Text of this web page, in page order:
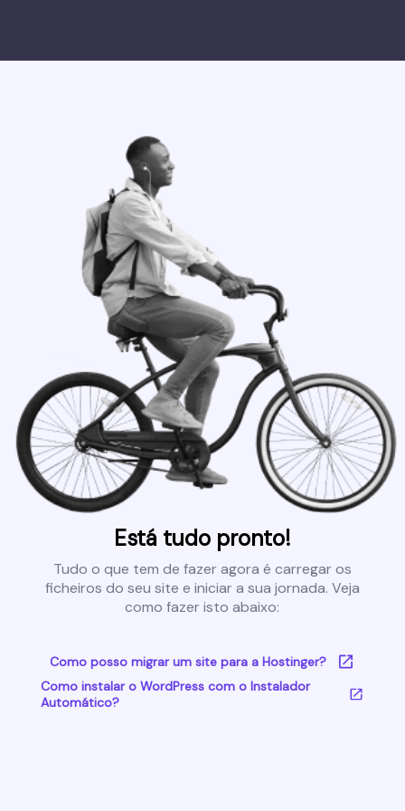
Está tudo pronto!
Tudo o que tem de fazer agora é carregar os
ficheiros do seu site e iniciar a sua jornada. Veja
como fazer isto abaixo:
Como posso migrar um site para a Hostinger?
Como instalar o WordPress com o Instalador
Automático?